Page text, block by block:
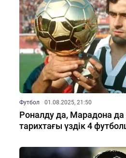
Футбол 01.08.2025, 21:50
Роналду да, Марадона
тарихтағы үздік 4